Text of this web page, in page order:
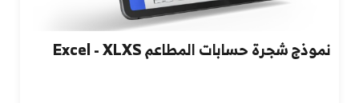
نموذج شجرة حسابات المطاعم Excel - XLXS